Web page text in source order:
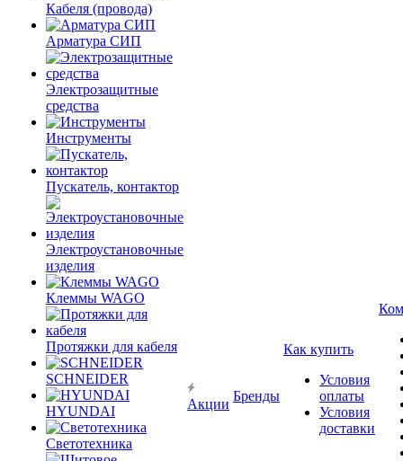
Кабеля (провода)
Арматура СИП
Электрозащитные
средства
Инструменты
Пускатель, контактор
Электроустановочные
изделия
Клеммы WAGO
Протяжки для кабеля
SCHNEIDER
HYUNDAI
Светотехника
Акции
Бренды
Как купить
Условия
оплаты
Условия
доставки